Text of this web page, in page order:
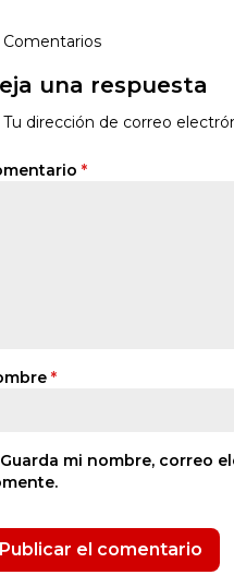
Comentarios
una respuesta
Tu dirección de correo
*
*
Guarda mi nombre, correo